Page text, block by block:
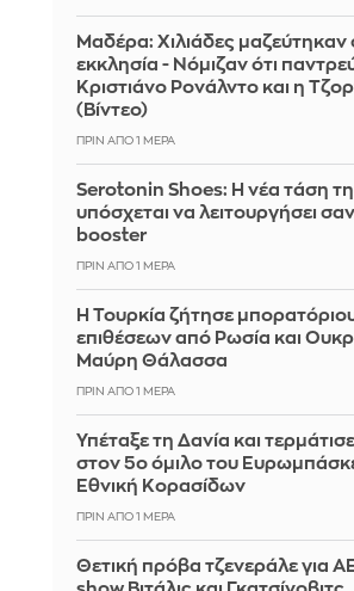
Μαδέρα: Χιλιάδες μαζεύτηκαν
εκκλησία - Νόμιζαν ότι
Κριστιάνο Ρονάλντο και η
(Βίντεο)
ΠΡΙΝ ΑΠΌ 1 ΜΈΡΑ
Serotonin Shoes: Η νέα τάση
υπόσχεται να λειτουργήσει
booster
ΠΡΙΝ ΑΠΌ 1 ΜΈΡΑ
Η Τουρκία ζήτησε
επιθέσεων από Ρωσία και
Μαύρη Θάλασσα
ΠΡΙΝ ΑΠΌ 1 ΜΈΡΑ
Υπέταξε τη Δανία και
στον 5ο όμιλο του
Εθνική Κορασίδων
ΠΡΙΝ ΑΠΌ 1 ΜΈΡΑ
Θετική πρόβα τζενεράλε για